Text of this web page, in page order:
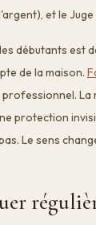
et le
débutants est
de la maison.
La
protection
Le sens